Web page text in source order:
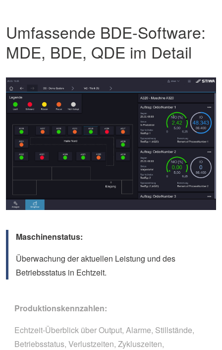
Umfassende BDE-Software:
MDE, BDE, QDE im Detail
Maschinenstatus:
Überwachung der aktuellen Leistung und des
Betriebsstatus in Echtzeit.
Produktionskennzahlen:
Echtzeit-Überblick über Output, Alarme, Stillstände,
Betriebsstatus, Verlustzeiten, Zykluszeiten,